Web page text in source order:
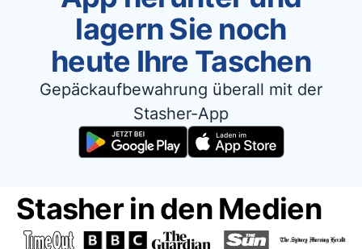
lagern Sie noch
heute Ihre Taschen
Gepäckaufbewahrung überall mit der
Stasher-App
Stasher in den Medien